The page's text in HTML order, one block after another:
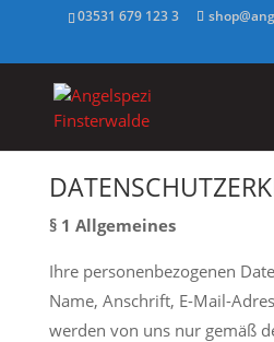
03531 679 123 3
§ 1 Allgemeines
Ihre personenbezogenen
Name, Anschrift, E-Mail-
werden von uns nur gemäß